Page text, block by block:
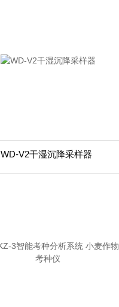
WD-V2干湿沉降采样器